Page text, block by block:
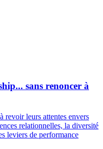
sans renoncer à
revoir leurs attentes envers
relationnelles, la diversité
leviers de performance